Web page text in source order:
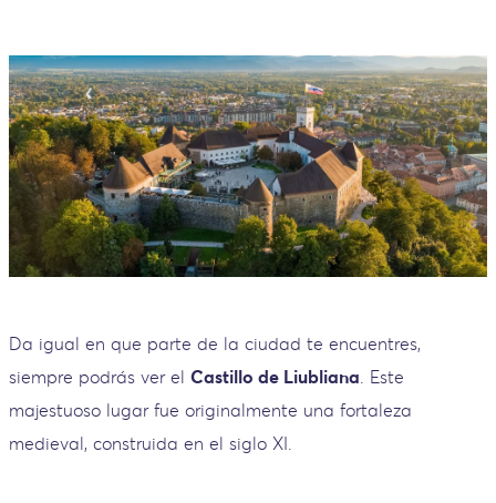
Da igual en que parte de la ciudad te encuentres,
siempre podrás ver el Castillo de Liubliana. Este
majestuoso lugar fue originalmente una fortaleza
medieval, construida en el siglo XI.